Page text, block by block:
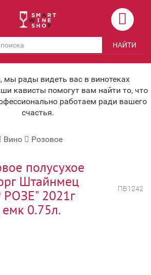
напитки
НАЙТИ
мы рады видеть вас в винотеках
кависты помогут вам найти то, что
работаем ради вашего
счастья.
Вино Розовое
полусухое
Штайнмец
2021г
0.75л.
ПВ1242